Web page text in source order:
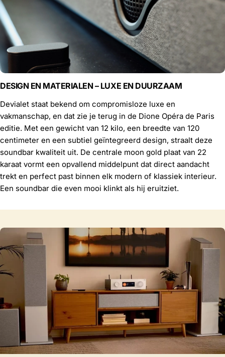
DESIGN EN MATERIALEN – LUXE EN DUURZAAM
Devialet staat bekend om compromisloze luxe en
vakmanschap, en dat zie je terug in de Dione Opéra de Paris
editie. Met een gewicht van 12 kilo, een breedte van 120
centimeter en een subtiel geïntegreerd design, straalt deze
soundbar kwaliteit uit. De centrale moon gold plaat van 22
karaat vormt een opvallend middelpunt dat direct aandacht
trekt en perfect past binnen elk modern of klassiek interieur.
Een soundbar die even mooi klinkt als hij eruitziet.